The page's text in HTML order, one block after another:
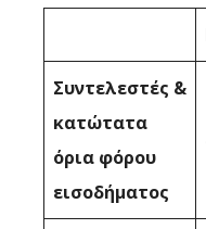
Συντελεστές &
κατώτατα
όρια φόρου
εισοδήματος